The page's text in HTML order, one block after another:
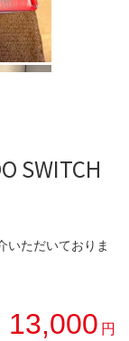
SWITCH
いただいておりま
13,000 円